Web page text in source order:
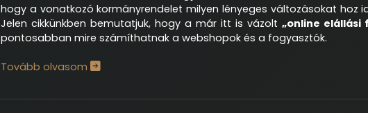
hogy a vonatkozó kormányrendelet milyen lényeges változásokat hoz
Jelen cikkünkben bemutatjuk, hogy a már itt is vázolt „online elállási
pontosabban mire számíthatnak a webshopok és a fogyasztók.
Tovább olvasom